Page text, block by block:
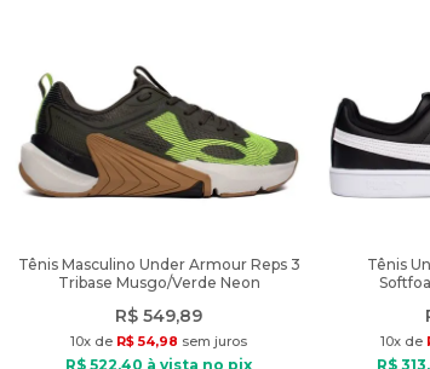
Tênis Masculino Under Armour Reps 3
Tribase Musgo/Verde Neon
R$ 549,89
10x de R$ 54,98 sem juros
R$ 522,40 à vista no pix
Tênis
10x de
R$ 313,